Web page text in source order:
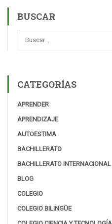
BUSCAR
CATEGORÍAS
APRENDER
APRENDIZAJE
AUTOESTIMA
BACHILLERATO
BACHILLERATO INTERNACIONAL
BLOG
COLEGIO
COLEGIO BILINGÜE